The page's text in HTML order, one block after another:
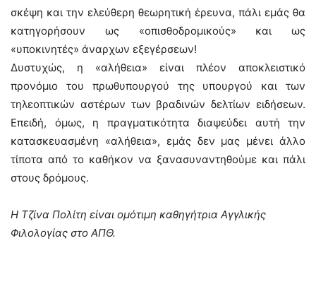
σκέψη και την ελεύθερη θεωρητική έρευνα, πάλι εμάς θα
κατηγορήσουν ως «οπισθοδρομικούς» και ως
«υποκινητές» άναρχων εξεγέρσεων!
Δυστυχώς, η «αλήθεια» είναι πλέον αποκλειστικό
προνόμιο του πρωθυπουργού της υπουργού και των
τηλεοπτικών αστέρων των βραδινών δελτίων ειδήσεων.
Επειδή, όμως, η πραγματικότητα διαψεύδει αυτή την
κατασκευασμένη «αλήθεια», εμάς δεν μας μένει άλλο
τίποτα από το καθήκον να ξανασυναντηθούμε και πάλι
στους δρόμους.
Η Τζίνα Πολίτη είναι ομότιμη καθηγήτρια Αγγλικής
Φιλολογίας στο ΑΠΘ.